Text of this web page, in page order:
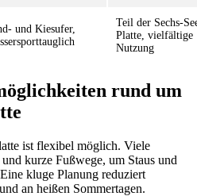
und Kiesufer,
Teil der Sechs-
Platte, vielfältige
Nutzung
rund um
ist flexibel möglich. Viele
kurze Fußwege, um Staus und
kluge Planung reduziert
an heißen Sommertagen.